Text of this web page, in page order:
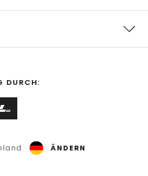
DURCH:
ÄNDERN